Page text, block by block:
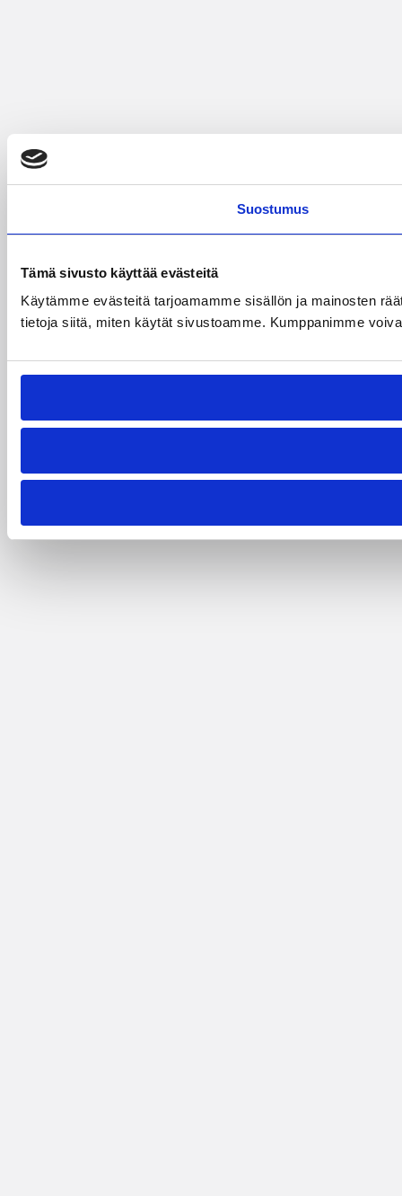
Suostumus
Tämä sivusto käyttää evästeitä
Käytämme evästeitä tarjoamamme sisällön ja mainosten
tietoja siitä, miten käytät sivustoamme. Kumppanimme